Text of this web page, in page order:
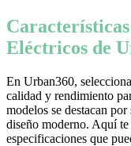
Eléctricos de
En Urban360,
calidad y rendimiento
modelos se destacan
diseño moderno. Aquí
especificaciones que